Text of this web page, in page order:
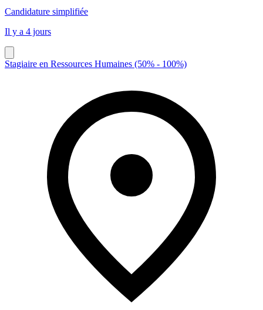
Candidature simplifiée
Il y a 4 jours
Stagiaire en Ressources Humaines (50% - 100%)